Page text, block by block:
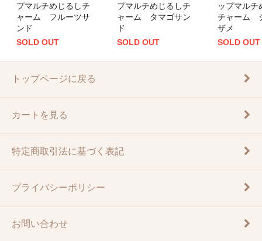
プマルチめじるしチ
ャーム フルーツサ
ンド
SOLD OUT
プマルチめじるしチ
ャーム タマゴサン
ド
SOLD OUT
ップマルチ
チャーム
ザメ
SOLD OUT
トップページに戻る
カートを見る
特定商取引法に基づく表記
プライバシーポリシー
お問い合わせ